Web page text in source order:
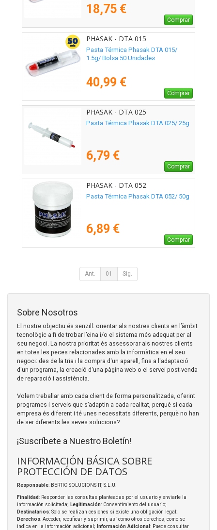
18,75 €
Comprar
PHASAK - DTA 015
Pasta Térmica Phasak DTA 015/
1.5g/ Bolsa 50 Unidades
40,99 €
Comprar
PHASAK - DTA 025
Pasta Térmica Phasak DTA 025/ 25g
6,79 €
Comprar
PHASAK - DTA 052
Pasta Térmica Phasak DTA 052/ 50g
6,89 €
Comprar
Ant. 01 Sig.
Sobre Nosotros
El nostre objectiu és senzill: orientar als nostres clients en l’àmbit
tecnològic a fi de trobar l’eina i/o el sistema més adequat per al
seu negoci. La nostra prioritat és assessorar als nostres clients
en totes les peces relacionades amb la informàtica en el seu
negoci: des de la tria i la compra d'un aparell, fins a l'adaptació
d'un programa, la creació d'una pàgina web o el servei post-venda
de reparació i assistència.
Volem treballar amb cada client de forma personalitzada, oferint
programes i serveis que s’adaptin a cada realitat, perquè si cada
empresa és diferent i té unes necessitats diferents, perquè no han
de ser diferents les seves solucions?
¡Suscríbete a Nuestro Boletín!
INFORMACIÓN BÁSICA SOBRE
PROTECCIÓN DE DATOS
Responsable: BERTIC SOLUCIONS IT, S.L.U.
Finalidad: Responder las consultas planteadas por el usuario y enviarle la
información solicitada; Legitimación: Consentimiento del usuario;
Destinatarios: Solo se realizan cesiones si existe una obligación legal;
Derechos: Acceder, rectificar y suprimir, así como otros derechos, como se
indica en la información adicional;
Información Adicional : Puede consultar